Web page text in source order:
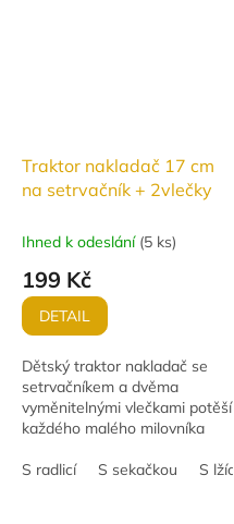
Traktor nakladač 17 cm
na setrvačník + 2vlečky
Ihned k odeslání (5 ks)
199 Kč
DETAIL
Dětský traktor nakladač se
setrvačníkem a dvěma
vyměnitelnými vlečkami potěší
každého malého milovníka
o délce 38 cm je vybaven
S radlicí S sekačkou S lžící